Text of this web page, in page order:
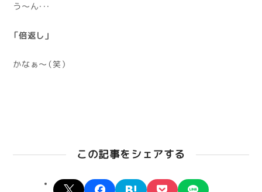
う～ん・・・
「倍返し」
かなぁ～（笑）
この記事をシェアする
X facebookhatena pocket